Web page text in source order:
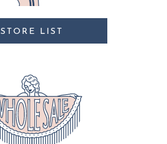
STORE LIST